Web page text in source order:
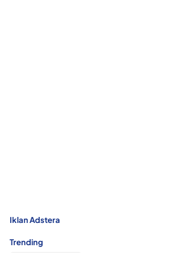
Iklan Adstera
Trending